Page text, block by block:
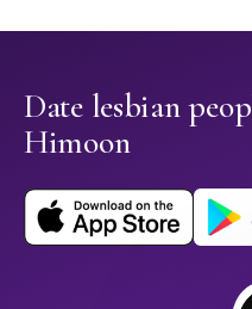
Date lesbian
Himoon